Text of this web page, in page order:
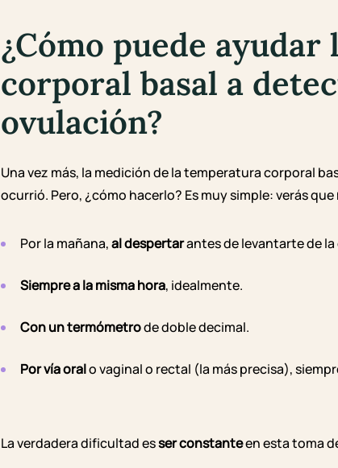
¿Cómo puede
corporal basal a
ovulación?
Una vez más, la medición de la temperatura corporal
ocurrió. Pero, ¿cómo hacerlo? Es muy simple: verás que
Por la mañana,al despertarantes de levantarte de la
Siempre a la misma hora, idealmente.
Con un termómetrode doble decimal.
Por vía oralo vaginal o rectal (la más precisa),
La verdadera dificultad esser constanteen esta toma